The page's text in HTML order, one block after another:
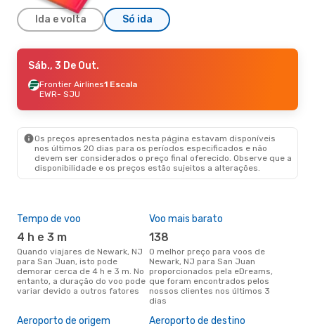
Ida e volta Só ida
Sáb., 5 De Set.- Dom., 6 De Set.
American Airlines 1 Escala
EWR- SJU
SJU- EWR
Qua., 7 De Out.- Seg., 12 De Out.
American Airlines1 Escala
EWR
Frontier Airlines
1 Escala
EWR- SJU
Frontier Airlines1 Escala
SJU- EWR
Sáb., 3 De Out.
Frontier Airlines1 Escala
EWR- SJU
Os preços apresentados nesta página estavam disponíveis
nos últimos 20 dias para os períodos especificados e não
devem ser considerados o preço final oferecido. Observe que a
disponibilidade e os preços estão sujeitos a alterações.
Tempo de voo
4 h e 3 m
Quando viajares de Newark, NJ
para San Juan, isto pode
demorar cerca de 4 h e 3 m. No
entanto, a duração do voo pode
variar devido a outros fatores
Voo mais barato
138
O melhor preço para voos de
Newark, NJ para San Juan
proporcionados pela eDreams,
que foram encontrados pelos
nossos clientes nos últimos 3
dias
Aeroporto de origem Aeroporto de destino